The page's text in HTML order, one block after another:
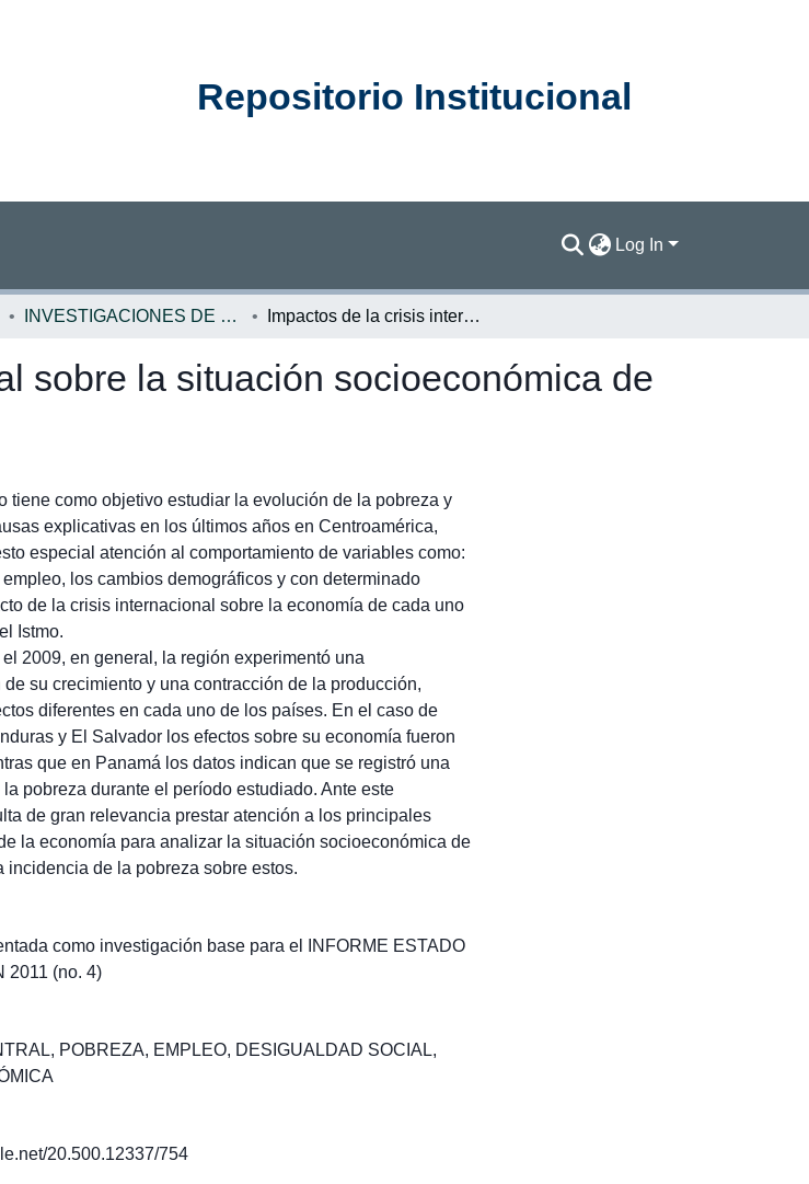
Repositorio Institucional
Log In
INVESTIGACIONES DE BASE ERCA Impactos de la crisis internacional sobre la situación socioeconómica de los hogares
sobre la situación socioeconómica de
tiene como objetivo estudiar la evolución de la pobreza y
explicativas en los últimos años en Centroamérica,
especial atención al comportamiento de variables como:
empleo, los cambios demográficos y con determinado
de la crisis internacional sobre la economía de cada uno
Istmo.
2009, en general, la región experimentó una
su crecimiento y una contracción de la producción,
diferentes en cada uno de los países. En el caso de
y El Salvador los efectos sobre su economía fueron
que en Panamá los datos indican que se registró una
pobreza durante el período estudiado. Ante este
de gran relevancia prestar atención a los principales
la economía para analizar la situación socioeconómica de
incidencia de la pobreza sobre estos.
como investigación base para el INFORME ESTADO
2011 (no. 4)
, POBREZA, EMPLEO, DESIGUALDAD SOCIAL,
20.500.12337/754